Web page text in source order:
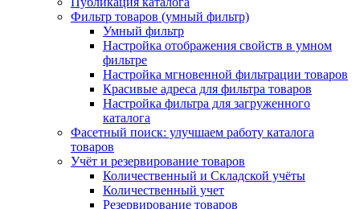
Фильтр товаров (умный фильтр)
Умный фильтр
Настройка отображения свойств в умном
фильтре
Настройка мгновенной фильтрации товаров
Красивые адреса для фильтра товаров
Настройка фильтра для загруженного
каталога
Фасетный поиск: улучшаем работу каталога
товаров
Учёт и резервирование товаров
Количественный и Складской учёты
Количественный учет
Резервирование товаров